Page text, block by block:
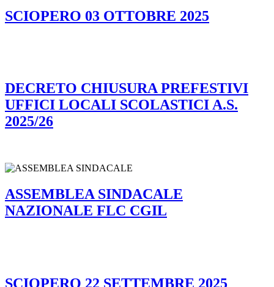
SCIOPERO 03 OTTOBRE 2025
DECRETO CHIUSURA PREFESTIVI
UFFICI LOCALI SCOLASTICI A.S.
2025/26
ASSEMBLEA SINDACALE
NAZIONALE FLC CGIL
SCIOPERO 22 SETTEMBRE 2025